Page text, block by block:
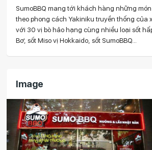
SumoBBQ mang tới khách hàng những
theo phong cách Yakiniku truyền thống của
với 30 vị bò hảo hạng cùng nhiều loại sốt
Bơ, sốt Miso vị Hokkaido, sốt SumoBBQ...
Image